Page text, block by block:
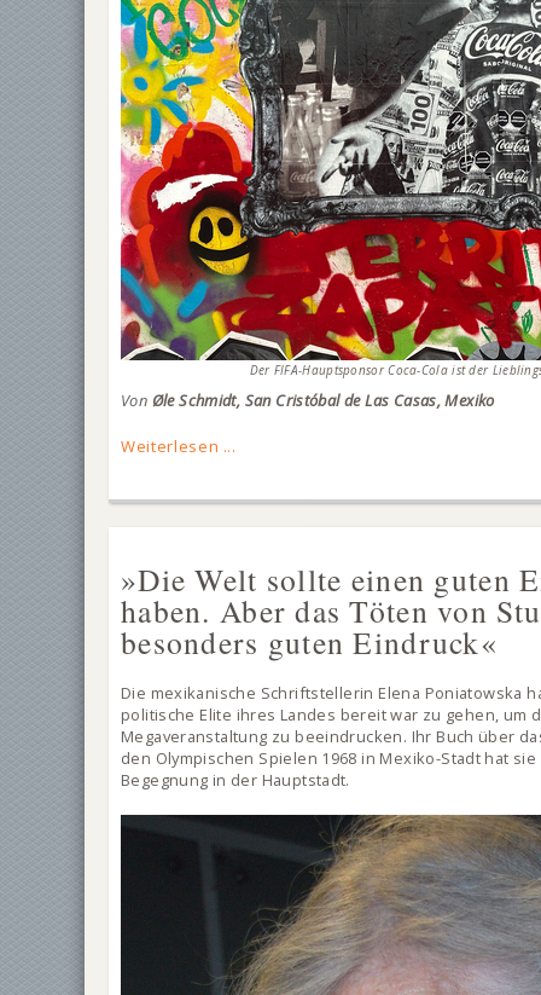
Der FIFA-Hauptsponsor Coca-Cola ist der
Von Øle Schmidt, San Cristóbal de Las Casas, Mexiko
Weiterlesen ...
»Die Welt sollte einen guten
haben. Aber das Töten von
besonders guten Eindruck«
Die mexikanische Schriftstellerin Elena Poniatowska
politische Elite ihres Landes bereit war zu gehen,
Megaveranstaltung zu beeindrucken. Ihr Buch über
den Olympischen Spielen 1968 in Mexiko-Stadt hat
Begegnung in der Hauptstadt.